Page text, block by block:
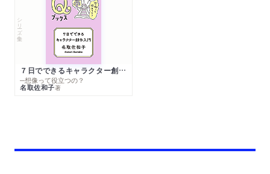
シリーズ・全集
７日でできるキャラクター創作入門
─想像って役立つの？
名取佐和子著